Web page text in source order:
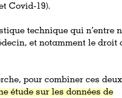
Covid-19).
technique qui n’entre
et notamment le droit
pour combiner ces deux
étude sur les données de